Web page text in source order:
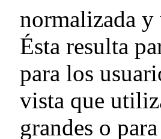
normalizada
Ésta resulta
para los
vista que
grandes o